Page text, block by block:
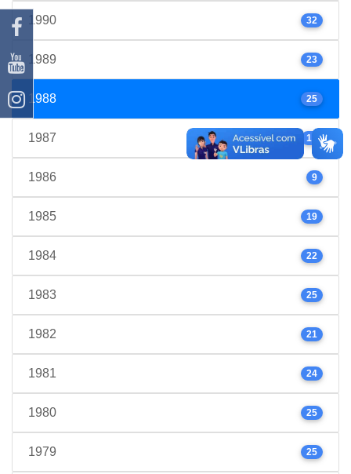
1990 32
1989 23
1988 25
1987 17
1986 9
1985 19
1984 22
1983 25
1982 21
1981 24
1980 25
1979 25